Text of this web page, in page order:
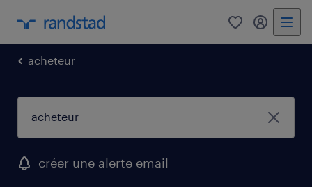
0 mon
acheteur
créer une alerte email